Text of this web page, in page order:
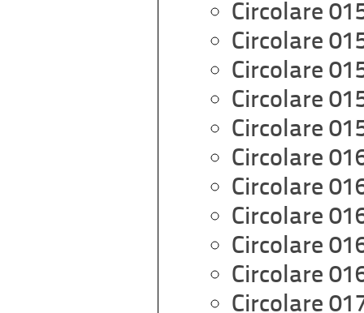
Circolare
Circolare
Circolare
Circolare
Circolare
Circolare
Circolare
Circolare
Circolare
Circolare
Circolare